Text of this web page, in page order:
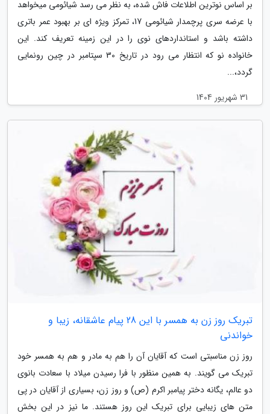
بر اساس نوترین اطلاعات فاش شده، به نظر می رسد شیائومی میخواهد
با عرضه سری پرچمدار شیائومی 17، تمرکز ویژه ای بر بهبود عمر باتری
داشته باشد و استانداردهای نوی را در این زمینه تعریف کند. این
خانواده نو که انتظار می رود در تاریخ 30 سپتامبر در چین رونمایی
گردد،...
31 شهریور 1404
تبریک روز زن به همسر با این 28 پیام عاشقانه، زیبا و
خواندنی
روز زن مناسبتی است که آقایان آن را هم به مادر و هم به همسر خود
تبریک می گویند. به همین منظور با فرا رسیدن میلاد با سعادت بانوی
دو عالم، یگانه دختر پیامبر اکرم (ص) و روز زن، بسیاری از آقایان در پی
متن های زیبایی برای تبریک این روز هستند. ما نیز در این بخش